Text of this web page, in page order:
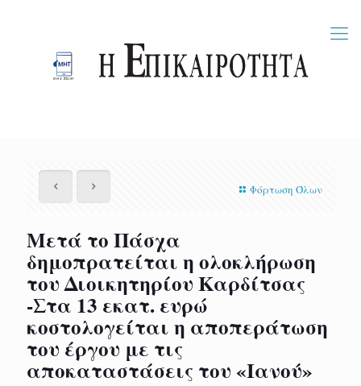
Φόρτωση Όλων
Μετά το Πάσχα
δημοπρατείται η ολοκλήρωση
του Διοικητηρίου Καρδίτσας
-Στα 13 εκατ. ευρώ
κοστολογείται η αποπεράτωση
του έργου με τις
αποκαταστάσεις του «Ιανού»